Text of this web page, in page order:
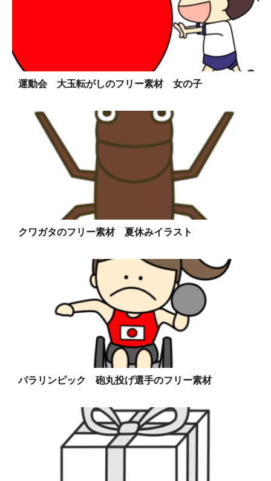
運動会 大玉転がしのフリー素材 女の子
クワガタのフリー素材 夏休みイラスト
パラリンピック 砲丸投げ選手のフリー素材